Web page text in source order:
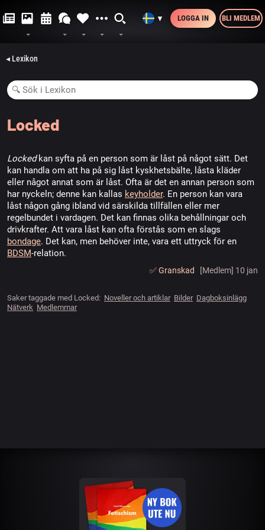
▼ LOGGA IN BLI MEDLEM
◂ Lexikon
Locked
Lockedkan syfta på en person som är låst på något sätt. Det
kan handla om att ha på sig låst kyskhetsbälte, låsta kläder
eller något annat som är låst. Ofta är det en annan person som
har nyckeln; denne kan kallas keyholder. En person kan vara
låst någon gång ibland vid särskilda tillfällen eller mer
regelbundet i vardagen. Det kan finnas olika behållningar och
drivkrafter. Att vara låst kan ofta förstås som en slags
bondage. Det kan, men behöver inte, vara ett uttryck för en
BDSM-relation.
✅️ Granskad [Medlem] 10 jan
Saker taggade med Locked: Noveller och artiklar Bilder Dagboksinlägg
Nätverk Medlemmar